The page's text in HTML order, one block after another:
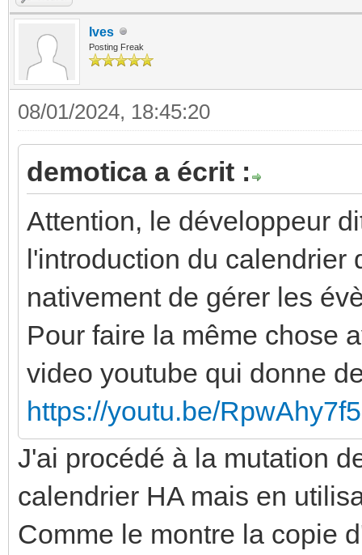
Ives
Posting Freak
08/01/2024, 18:45:20
demotica a écrit :
Attention, le développeur
l'introduction du calendrier
nativement de gérer les
Pour faire la même chose
video youtube qui donne
https://youtu.be/
J'ai procédé à la mutation
calendrier HA mais en
Comme le montre la copie